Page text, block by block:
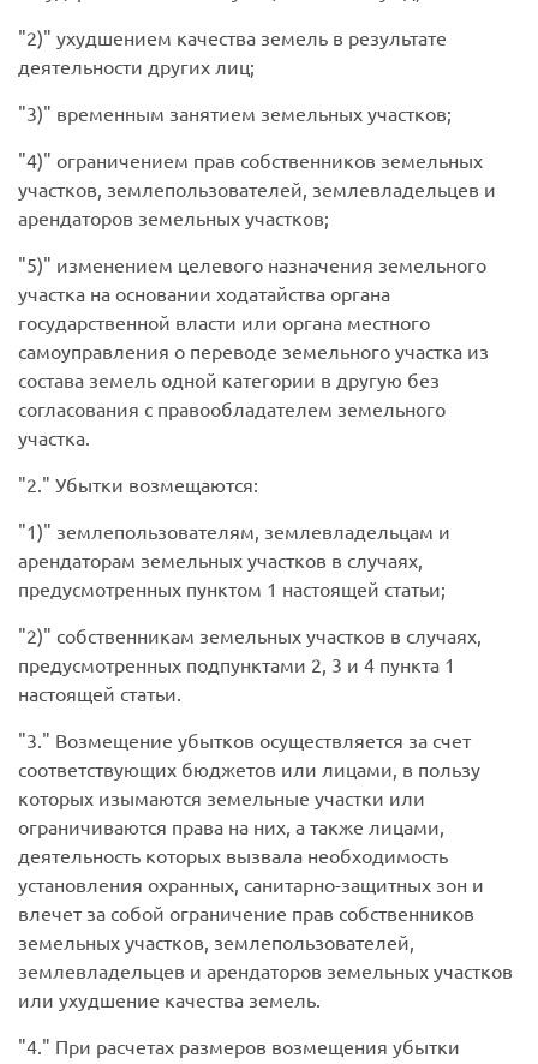
2) ухудшением качества земель в результате
деятельности других лиц;
3)
временным занятием земельных участков;
4) ограничением прав собственников земельных
участков, землепользователей, землевладельцев и
арендаторов земельных участков;
5)
изменением целевого назначения земельного
участка на основании ходатайства органа
государственной власти или органа местного
самоуправления о переводе земельного участка из
состава земель одной категории в другую без
согласования с правообладателем земельного
участка.
2. Убытки возмещаются:
1)
землепользователям, землевладельцам и
арендаторам земельных участков в случаях,
предусмотренных пунктом 1 настоящей статьи;
2) собственникам земельных участков в случаях,
предусмотренных подпунктами 2, 3 и 4 пункта 1
настоящей статьи.
3.
Возмещение убытков осуществляется за счет
соответствующих бюджетов или лицами, в пользу
которых изымаются земельные участки или
ограничиваются права на них, а также лицами,
деятельность которых вызвала необходимость
установления охранных, санитарно-защитных зон и
влечет за собой ограничение прав собственников
земельных участков, землепользователей,
землевладельцев и арендаторов земельных участков
или ухудшение качества земель.
4.
При расчетах размеров возмещения убытки